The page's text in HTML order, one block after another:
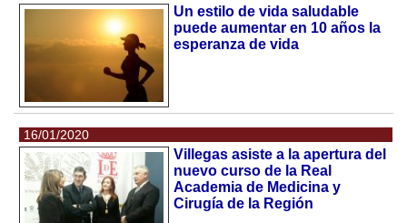
Un estilo de vida saludable
puede aumentar en 10 años la
esperanza de vida
16/01/2020
Villegas asiste a la apertura del
nuevo curso de la Real
Academia de Medicina y
Cirugía de la Región